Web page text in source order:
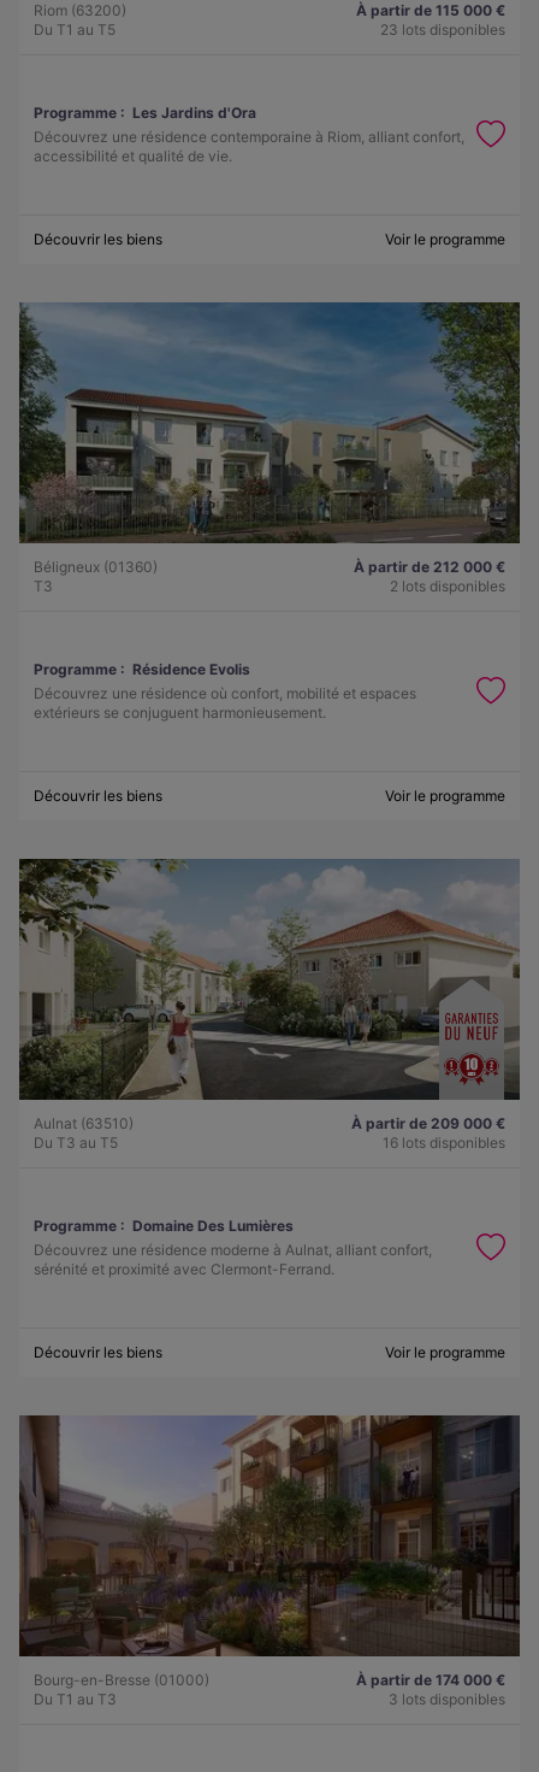
Riom (63200)
Du T1 au T5
À partir de 115 000 €
23 lots disponibles
Programme : Les Jardins d'Ora
Découvrez une résidence contemporaine à Riom, alliant confort,
accessibilité et qualité de vie.
Découvrir les biens Voir le programme
Béligneux (01360)
T3
À partir de 212 000 €
2 lots disponibles
Programme : Résidence Evolis
Découvrez une résidence où confort, mobilité et espaces
extérieurs se conjuguent harmonieusement.
Découvrir les biens Voir le programme
Aulnat (63510)
Du T3 au T5
À partir de 209 000 €
16 lots disponibles
Programme : Domaine Des Lumières
Découvrez une résidence moderne à Aulnat, alliant confort,
sérénité et proximité avec Clermont-Ferrand.
Découvrir les biens Voir le programme
Bourg-en-Bresse (01000)
Du T1 au T3
À partir de 174 000 €
3 lots disponibles